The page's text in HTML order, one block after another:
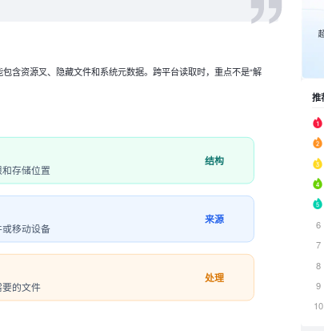
专家团队，快速远
DS一
自动
含资源叉、隐藏文件和系统元数据。跨平台读取时，重点不是“解
存储位置
结构
移动设备
来源
的文件
处理
推
6
7
8
9
10